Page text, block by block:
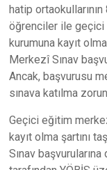
hatip
öğrenciler ile
kurumuna kayıt
Merkezî Sınav
Ancak, başvurusu
sınava katılma
Geçici eğitim
kayıt olma şartını
Sınav